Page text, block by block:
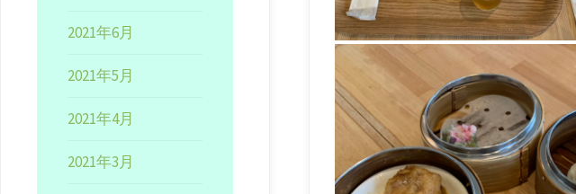
2021年6月
2021年5月
2021年4月
2021年3月